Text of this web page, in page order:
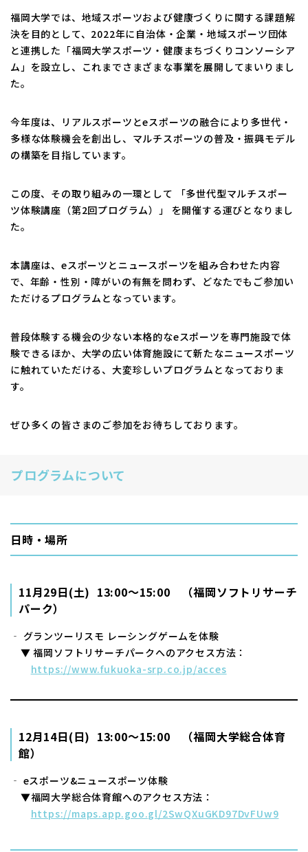
福岡大学では、地域スポーツおよび健康づくりに関する課題解
決を目的として、2022年に自治体・企業・地域スポーツ団体
と連携した「福岡大学スポーツ・健康まちづくりコンソーシア
ム」を設立し、これまでさまざまな事業を展開してまいりまし
た。
今年度は、リアルスポーツとeスポーツの融合により多世代・
多様な体験機会を創出し、マルチスポーツの普及・振興モデル
の構築を目指しています。
この度、その取り組みの一環として 「多世代型マルチスポー
ツ体験講座（第2回プログラム）」 を開催する運びとなりまし
た。
本講座は、eスポーツとニュースポーツを組み合わせた内容
で、年齢・性別・障がいの有無を問わず、どなたでもご参加い
ただけるプログラムとなっています。
普段体験する機会の少ない本格的なeスポーツを専門施設で体
験できるほか、大学の広い体育施設にて新たなニュースポーツ
に触れていただける、大変珍しいプログラムとなっておりま
す。
ぜひ多くの皆さまのご参加をお待ちしております。
プログラムについて
日時・場所
11月29日(土) 13:00～15:00 （福岡ソフトリサーチ
パーク）
‐ グランツーリスモ レーシングゲームを体験
▼ 福岡ソフトリサーチパークへのアクセス方法：
https://www.fukuoka-srp.co.jp/acces
12月14日(日) 13:00～15:00 （福岡大学総合体育
館）
‐ eスポーツ&ニュースポーツ体験
▼福岡大学総合体育館へのアクセス方法：
https://maps.app.goo.gl/2SwQXuGKD97DvFUw9